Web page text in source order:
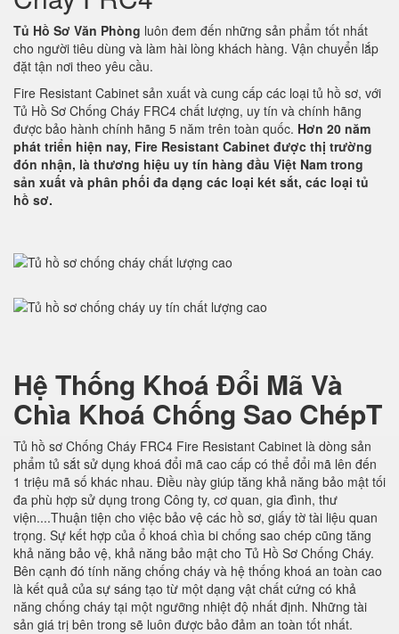
Tủ Hồ Sơ Văn Phòng luôn đem đến những sản phẩm tốt nhất
cho người tiêu dùng và làm hài lòng khách hàng. Vận chuyển lắp
đặt tận nơi theo yêu cầu.
Fire Resistant Cabinet sản xuất và cung cấp các loại tủ hồ sơ, với
Tủ Hồ Sơ Chống Cháy FRC4 chất lượng, uy tín và chính hãng
được bảo hành chính hãng 5 năm trên toàn quốc. Hơn 20 năm
phát triển hiện nay, Fire Resistant Cabinet được thị trường
đón nhận, là thương hiệu uy tín hàng đầu Việt Nam trong
sản xuất và phân phối đa dạng các loại két sắt, các loại tủ
hồ sơ.
Hệ Thống Khoá Đổi Mã Và
Chìa Khoá Chống Sao ChépT
Tủ hồ sơ Chống Cháy FRC4 Fire Resistant Cabinet là dòng sản
phẩm tủ sắt sử dụng khoá đổi mã cao cấp có thể đổi mã lên đến
1 triệu mã số khác nhau. Điều này giúp tăng khả năng bảo mật tối
đa phù hợp sử dụng trong Công ty, cơ quan, gia đình, thư
viện....Thuận tiện cho việc bảo vệ các hồ sơ, giấy tờ tài liệu quan
trọng. Sự kết hợp của ổ khoá chìa bi chống sao chép cũng tăng
khả năng bảo vệ, khả năng bảo mật cho Tủ Hồ Sơ Chống Cháy.
Bên cạnh đó tính năng chống cháy và hệ thống khoá an toàn cao
là kết quả của sự sáng tạo từ một dạng vật chất cứng có khả
năng chống cháy tại một ngưỡng nhiệt độ nhất định. Những tài
sản giá trị bên trong sẽ luôn được bảo đảm an toàn tốt nhất.